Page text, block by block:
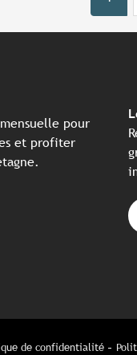
pour
et profiter
de confidentialité